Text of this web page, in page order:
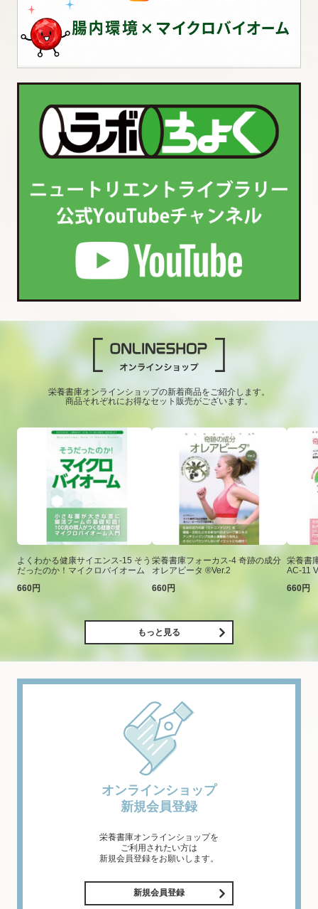
栄養書庫オンラインショップの新着商品をご紹介します。
商品それぞれにお得なセット販売がございます。
よくわかる健康サイエンス-15 そう
だったのか！マイクロバイオーム
660円
栄養書庫フォーカス-4 奇跡の成分
オレアビータ ®Ver.2
660円
栄養書
AC-11
660円
もっと見る
オンラインショップ
新規会員登録
栄養書庫オンラインショップを
ご利用されたい方は
新規会員登録をお願いします。
新規会員登録